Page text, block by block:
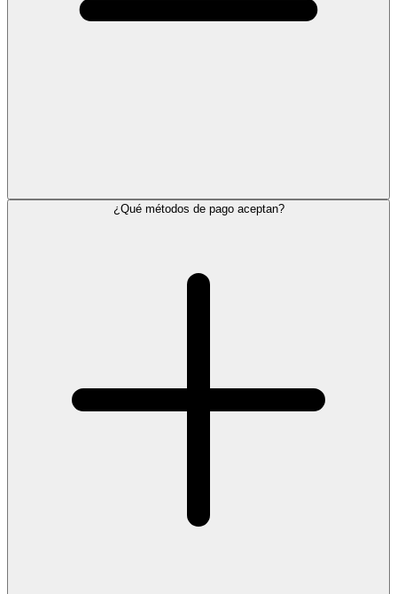
¿Qué métodos de pago aceptan?